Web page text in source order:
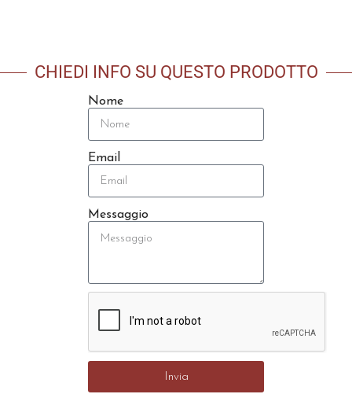
CHIEDI INFO SU QUESTO PRODOTTO
Nome
Email
Messaggio
Invia